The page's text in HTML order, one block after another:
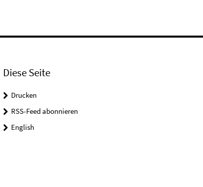
Diese Seite
Drucken
RSS-Feed abonnieren
English